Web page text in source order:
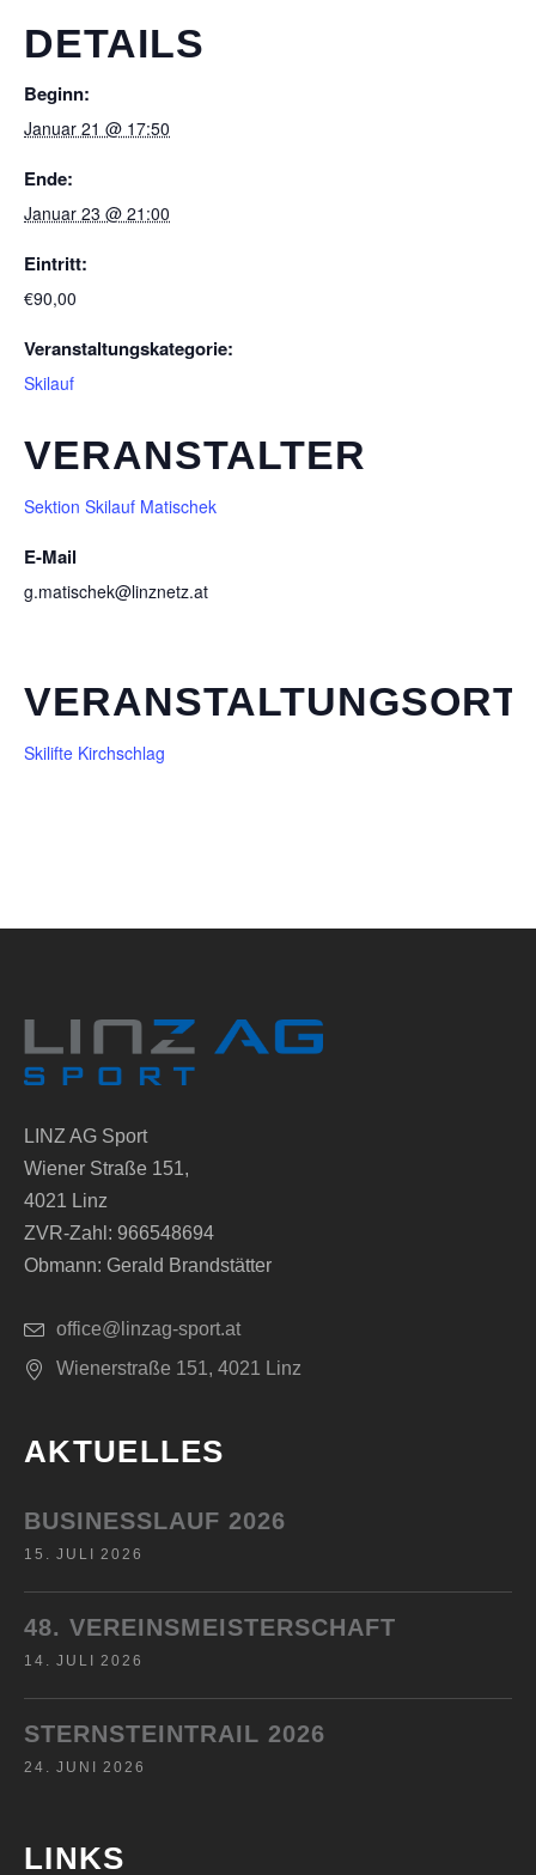
DETAILS
Beginn:
Januar 21 @ 17:50
Ende:
Januar 23 @ 21:00
Eintritt:
€90,00
Veranstaltungskategorie:
Skilauf
VERANSTALTER
Sektion Skilauf Matischek
E-Mail
g.matischek@linznetz.at
VERANSTALTUNGSORT
Skilifte Kirchschlag
LINZ AG Sport
Wiener Straße 151,
4021 Linz
ZVR-Zahl: 966548694
Obmann: Gerald Brandstätter
office@linzag-sport.at
Wienerstraße 151, 4021 Linz
AKTUELLES
BUSINESSLAUF 2026
15. JULI 2026
48. VEREINSMEISTERSCHAFT
14. JULI 2026
STERNSTEINTRAIL 2026
24. JUNI 2026
LINKS